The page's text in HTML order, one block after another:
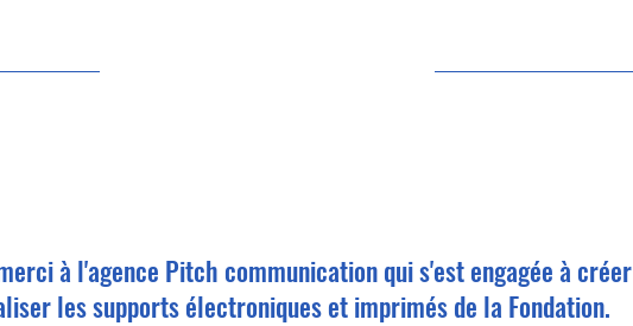
à l'agence Pitch communication qui s'est engagée à créer
les supports électroniques et imprimés de la Fondation.